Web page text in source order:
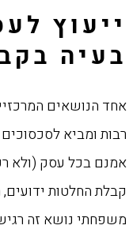
ייעוץ
בעיה
אחד הנושאים
רבות ומביא
אמנם בכל עסק (ולא
קבלת החלטות
משפחתי נושא זה